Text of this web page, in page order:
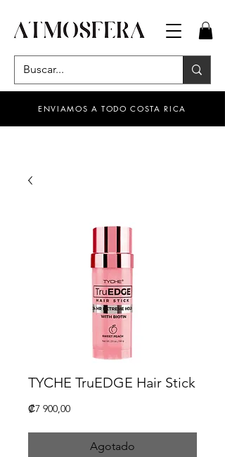
ENVIAMOS A TODO COSTA RICA
TYCHE TruEDGE Hair Stick
₡7 900,00Precio
Agotado